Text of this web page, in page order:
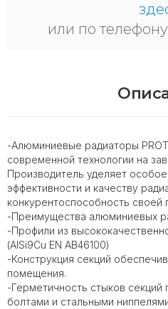
или по
-Алюминиевые радиаторы
современной технологии на
Производитель уделяет
эффективности и качеству
конкурентоспособность своей
-Преимущества алюминиевых
-Профили из
(AISi9Cu EN AB46100)
-Конструкция секций
помещения.
-Герметичность стыков
болтами и стальными